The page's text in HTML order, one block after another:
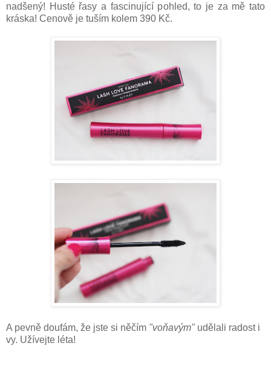
nadšený! Husté řasy a fascinující pohled, to je za mě tato
kráska! Cenově je tuším kolem 390 Kč.
A pevně doufám, že jste si něčím "voňavým" udělali radost i
vy. Užívejte léta!